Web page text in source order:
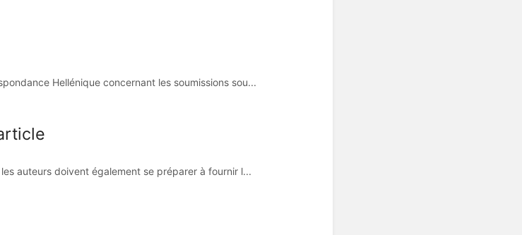
Hellénique concernant les soumissions sou...
auteurs doivent également se préparer à fournir l...